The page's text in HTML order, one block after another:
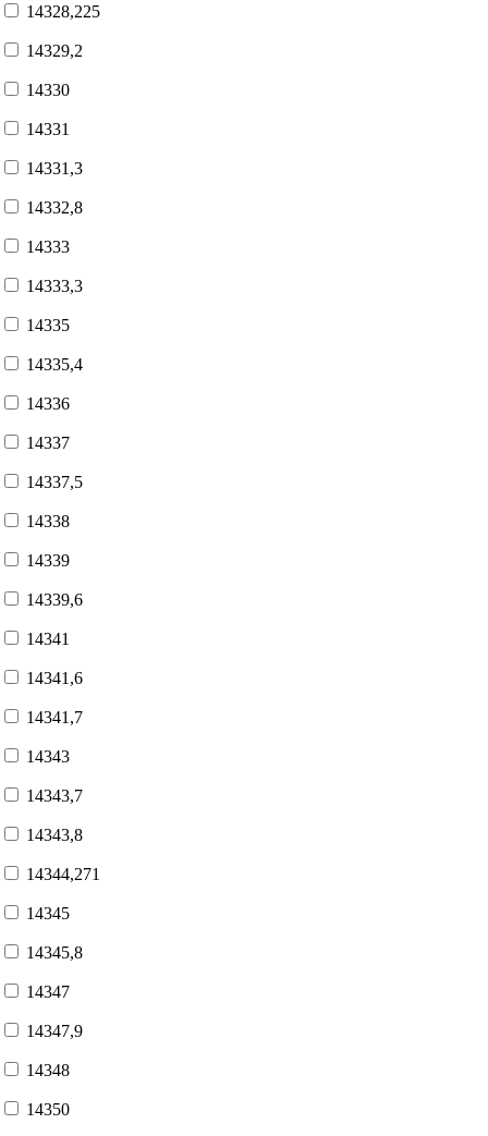
14328,225
14329,2
14330
14331
14331,3
14332,8
14333
14333,3
14335
14335,4
14336
14337
14337,5
14338
14339
14339,6
14341
14341,6
14341,7
14343
14343,7
14343,8
14344,271
14345
14345,8
14347
14347,9
14348
14350